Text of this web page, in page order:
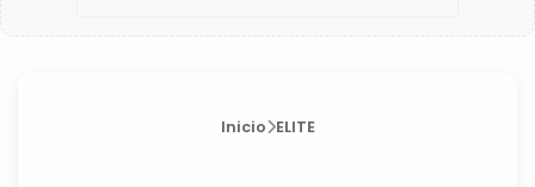
Inicio ELITE